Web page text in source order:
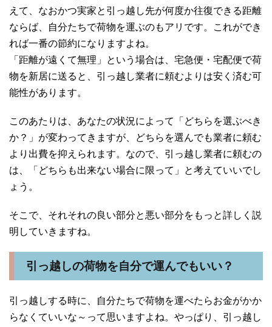
えて、なおかつ実家と引っ越し先が何度か往復できる距離
ならば、自分たちで荷物を運ぶのもアリです。これができ
れば一番の節約になりますよね。
「距離が遠くて無理」という場合は、宅急便・宅配便で荷
物を新居に送ると、引っ越し業者に頼むよりは安く済む可
能性があります。
このあたりは、あなたの状況によって「どちらを選ぶべき
か？」が変わってきますが、どちらを選んでも業者に頼む
より出費を抑えられます。なので、引っ越し業者に頼むの
は、「どちらも出来ない場合に限って」と考えていいでし
ょう。
そこで、それそれの良い部分と悪い部分をもっと詳しく説
明していきますね。
引っ越しの荷物を自分で運んでもいい？
引っ越しする時に、自分たちで荷物を運べたらお金がかか
らなくていいな～って思いますよね。やっぱり、引っ越し